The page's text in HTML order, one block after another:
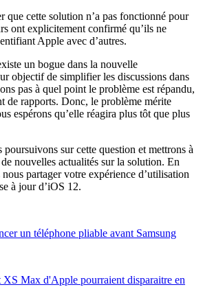
que cette solution n’a pas fonctionné pour
ont explicitement confirmé qu’ils ne
Apple avec d’autres.
un bogue dans la nouvelle
objectif de simplifier les discussions dans
pas à quel point le problème est répandu,
de rapports. Donc, le problème mérite
espérons qu’elle réagira plus tôt que plus
sur cette question et mettrons à
nouvelles actualités sur la solution. En
partager votre expérience d’utilisation
à jour d’iOS 12.
un téléphone pliable avant Samsung
Max d'Apple pourraient disparaitre en